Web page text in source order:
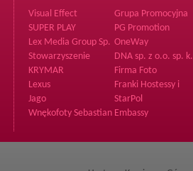
Visual Effect
Grupa Promocyjna
A2 Sp.zo.o
SUPER PLAY
PG Promotion
Lex Media Group Sp.
z o.o.
OneWay
Stowarzyszenie
Rozwijamy Talenty
DNA sp. z o.o. sp. k.
KRYMAR Firma Foto
Lexus
Franki Hostessy i
Poszukiwacze
Przodków
Jago StarPol
Wnękofoty Sebastian Embassy